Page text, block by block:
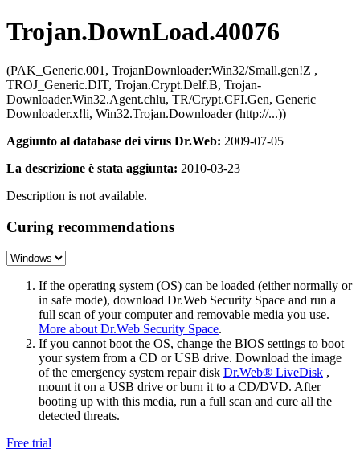
Trojan.DownLoad.40076
(PAK_Generic.001, TrojanDownloader:Win32/Small.gen!Z ,
TROJ_Generic.DIT, Trojan.Crypt.Delf.B, Trojan-
Downloader.Win32.Agent.chlu, TR/Crypt.CFI.Gen, Generic
Downloader.x!li, Win32.Trojan.Downloader (http://...))
Aggiunto al database dei virus Dr.Web: 2009-07-05
La descrizione è stata aggiunta: 2010-03-23
Description is not available.
Curing recommendations
If the operating system (OS) can be loaded (either normally or
in safe mode), download Dr.Web Security Space and run a
full scan of your computer and removable media you use.
More about Dr.Web Security Space.
If you cannot boot the OS, change the BIOS settings to boot
your system from a CD or USB drive. Download the image
of the emergency system repair disk Dr.Web® LiveDisk ,
mount it on a USB drive or burn it to a CD/DVD. After
booting up with this media, run a full scan and cure all the
detected threats.
Free trial